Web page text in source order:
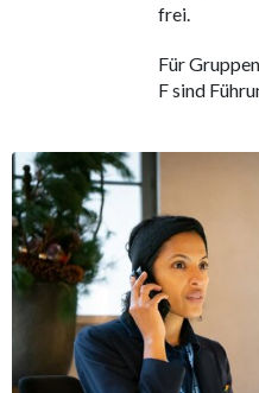
frei.
Für
F sind